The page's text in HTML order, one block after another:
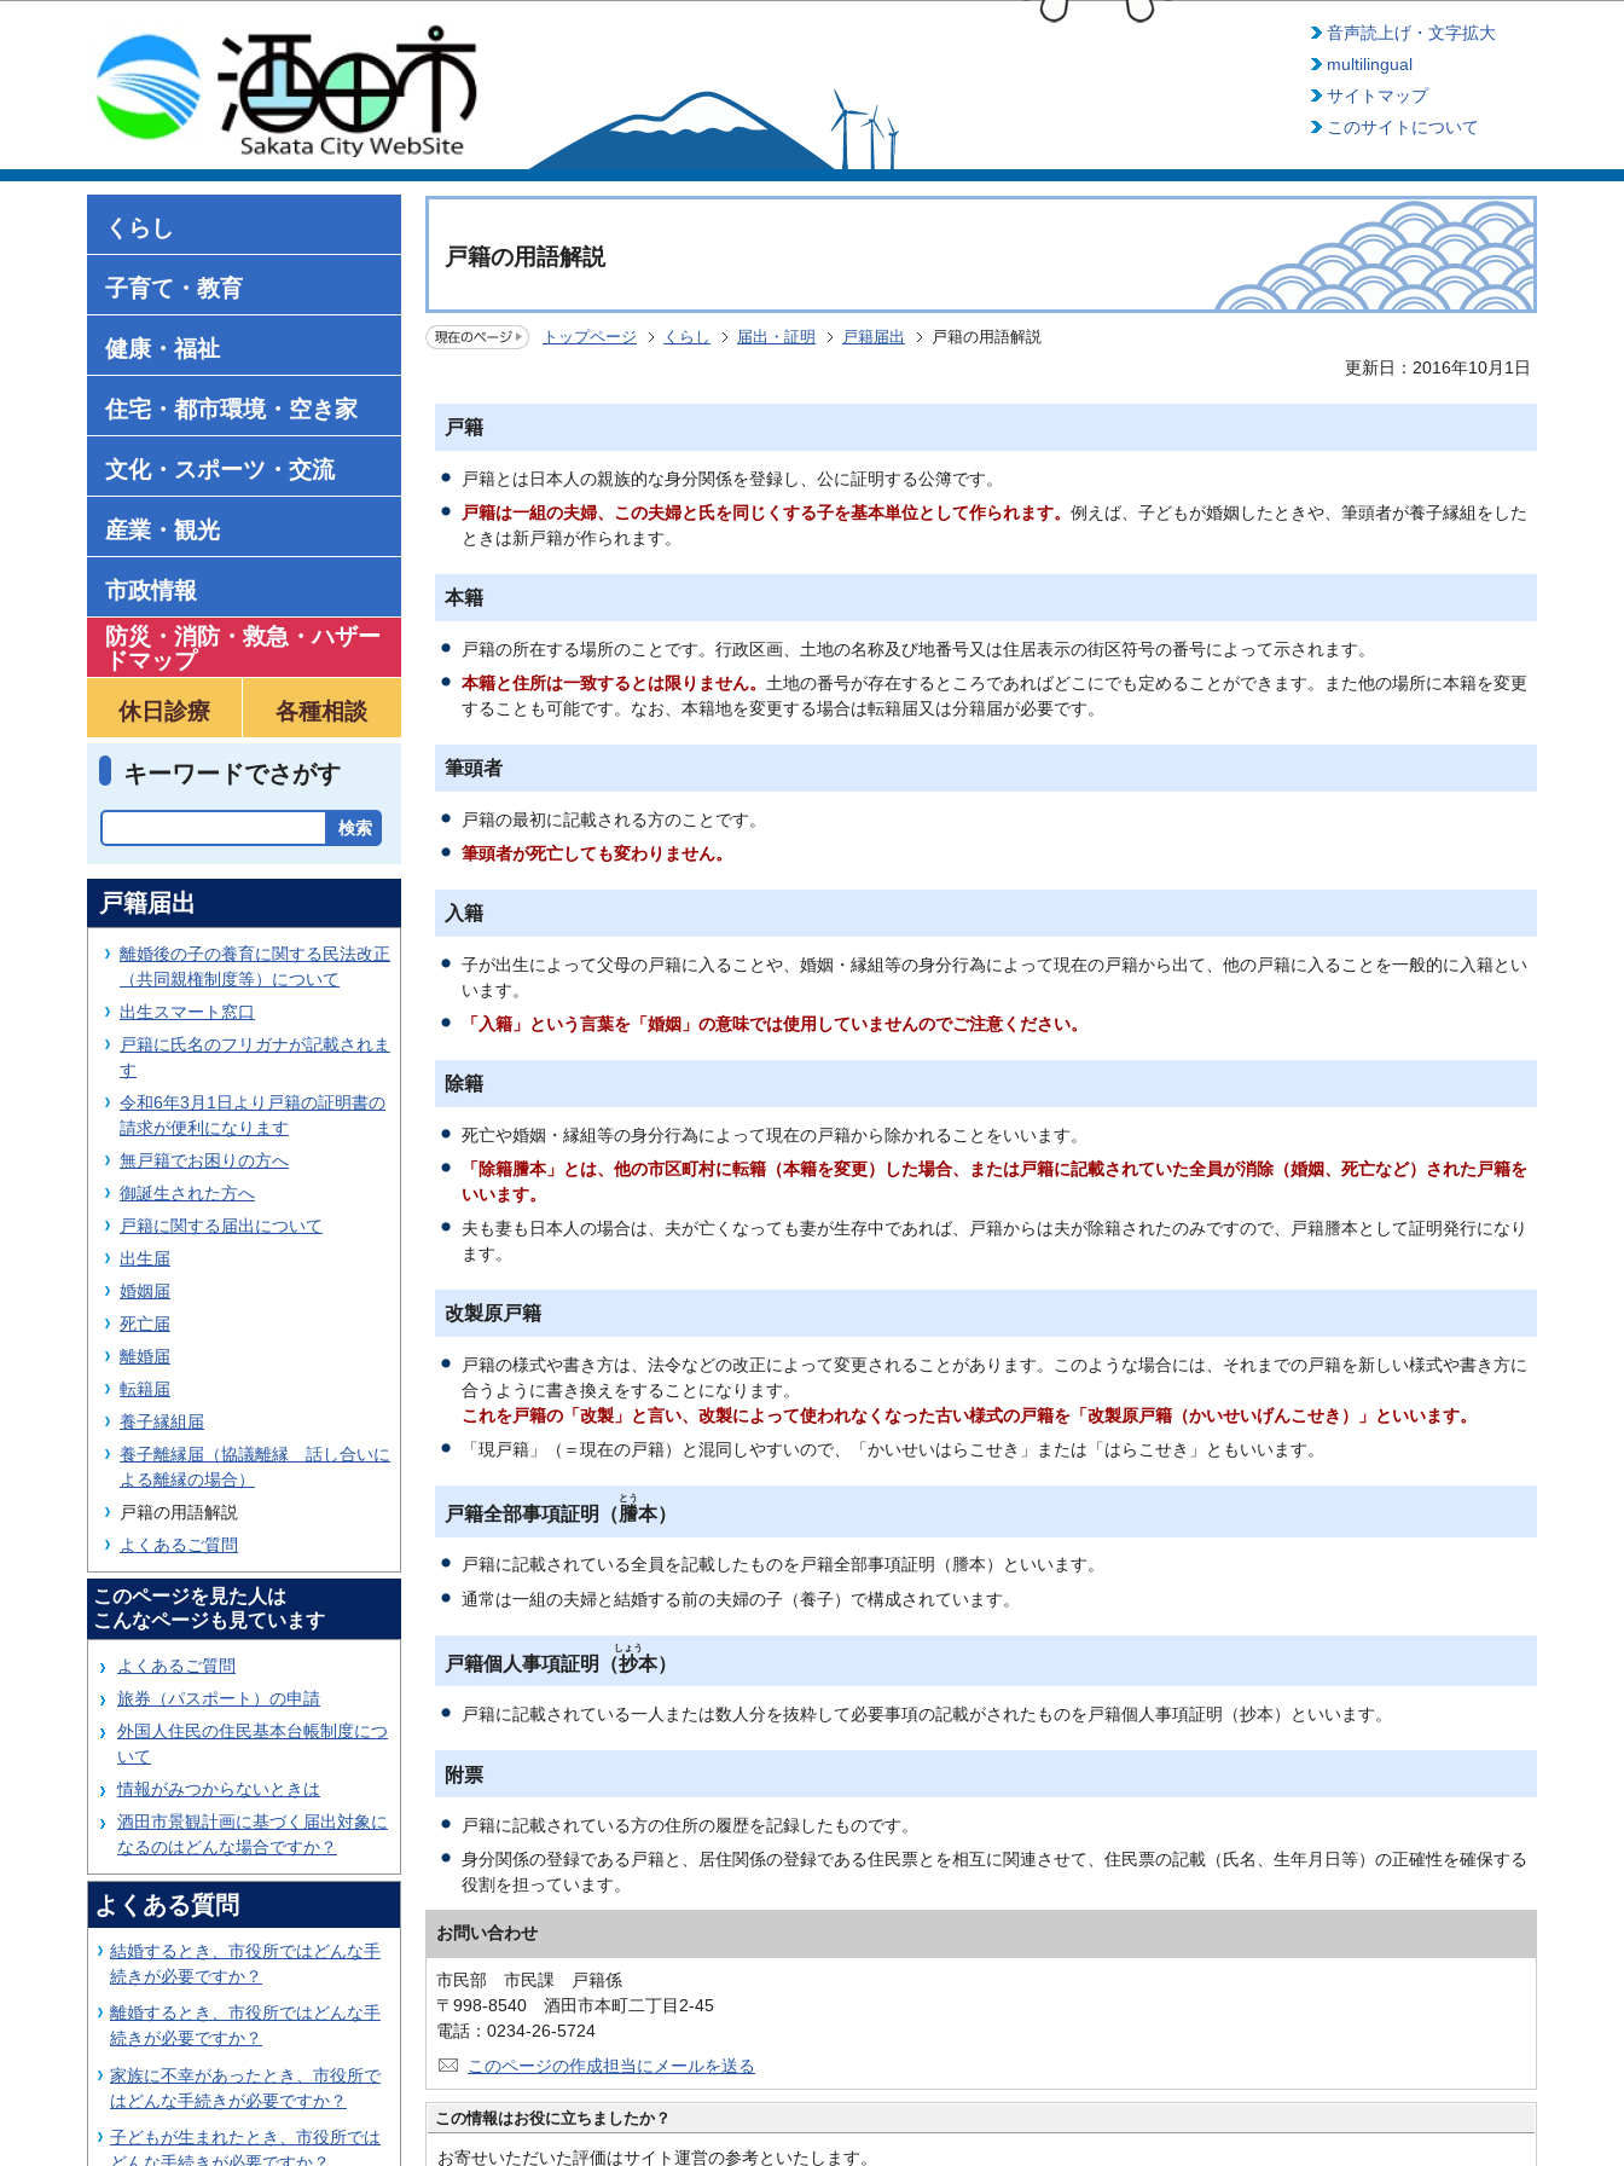
音声読上げ・文字拡大
multilingual
サイトマップ
このサイトについて
くらし
子育て・教育
健康・福祉
住宅・都市環境・空き家
文化・スポーツ・交流
産業・観光
市政情報
防災・消防・救急 ・ハザー
ドマップ
休日診療
各種相談
キーワードでさがす
戸籍の用語解説
トップページ くらし 届出・証明 戸籍届出 戸籍の用語解説
更新日：2016年10月1日
戸籍
戸籍とは日本人の親族的な身分関係を登録し、公に証明する公簿です。
戸籍は一組の夫婦、この夫婦と氏を同じくする子を基本単位として作られます。 例えば、子どもが婚姻したときや、筆頭者が養子縁組をした
ときは新戸籍が作られます。
本籍
戸籍の所在する場所のことです。行政区画、土地の名称及び地番号又は住居表示の街区符号の番号によって示されます。
本籍と住所は一致するとは限りません。 土地の番号が存在するところであればどこにでも定めることができます。また他の場所に本籍を変更
することも可能です。なお、本籍地を変更する場合は転籍届又は分籍届が必要です。
筆頭者
戸籍の最初に記載される方のことです。
筆頭者が死亡しても変わりません。
入籍
子が出生によって父母の戸籍に入ることや、婚姻・縁組等の身分行為によって現在の戸籍から出て、他の戸籍に入ることを一般的に入籍とい
います。
「入籍」という言葉を「婚姻」の意味では使用していませんのでご注意ください。
除籍
死亡や婚姻・縁組等の身分行為によって現在の戸籍から除かれることをいいます。
「除籍謄本」とは、他の市区町村に転籍（本籍を変更）した場合、または戸籍に記載されていた全員が消除（婚姻、死亡など）された戸籍を
いいます。
夫も妻も日本人の場合は、夫が亡くなっても妻が生存中であれば、戸籍からは夫が除籍されたのみですので、戸籍謄本として証明発行になり
ます。
改製原戸籍
戸籍の様式や書き方は、法令などの改正によって変更されることがあります。このような場合には、それまでの戸籍を新しい様式や書き方に
合うように書き換えをすることになります。
これを戸籍の「改製」と言い、改製によって使われなくなった古い様式の戸籍を「改製原戸籍（かいせいげんこせき）」といいます。
「現戸籍」（＝現在の戸籍）と混同しやすいので、「かいせいはらこせき」または「はらこせき」ともいいます。
戸籍全部事項証明（謄
とう
本）
戸籍に記載されている全員を記載したものを戸籍全部事項証明（謄本）といいます。
通常は一組の夫婦と結婚する前の夫婦の子（養子）で構成されています。
戸籍個人事項証明（抄
しょう
本）
戸籍に記載されている一人または数人分を抜粋して必要事項の記載がされたものを戸籍個人事項証明（抄本）といいます。
附票
戸籍に記載されている方の住所の履歴を記録したものです。
身分関係の登録である戸籍と、居住関係の登録である住民票とを相互に関連させて、住民票の記載（氏名、生年月日等）の正確性を確保する
役割を担っています。
お問い合わせ
市民部 市民課 戸籍係
〒998-8540 酒田市本町二丁目2-45
電話：0234-26-5724
このページの作成担当にメールを送る
この情報はお役に立ちましたか？
お寄せいただいた評価はサイト運営の参考といたします。
戸籍届出
離婚後の子の養育に関する民法改正
（共同親権制度等）について
出生スマート窓口
戸籍に氏名のフリガナが記載されま
す
令和6年3月1日より戸籍の証明書の
請求が便利になります
無戸籍でお困りの方へ
御誕生された方へ
戸籍に関する届出について
出生届
婚姻届
死亡届
離婚届
転籍届
養子縁組届
養子離縁届（協議離縁 話し合いに
よる離縁の場合）
戸籍の用語解説
よくあるご質問
このページを見た人は
こんなページも見ています
よくあるご質問
旅券（パスポート）の申請
外国人住民の住民基本台帳制度につ
いて
情報がみつからないときは
酒田市景観計画に基づく届出対象に
なるのはどんな場合ですか？
よくある質問
結婚するとき、市役所ではどんな手
続きが必要ですか？
離婚するとき、市役所ではどんな手
続きが必要ですか？
家族に不幸があったとき、市役所で
はどんな手続きが必要ですか？
子どもが生まれたとき、市役所では
どんな手続きが必要ですか？